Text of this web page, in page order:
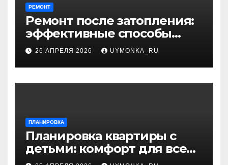
РЕМОНТ
Ремонт после затопления:
эффективные способы
устранения последствий
26 АПРЕЛЯ 2026 UYMONKA_RU
ПЛАНИРОВКА
Планировка квартиры с
детьми: комфорт для всей
семьи и разумный дизайн